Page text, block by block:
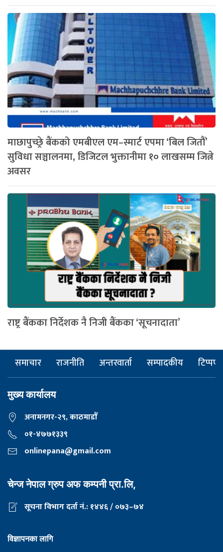
माछापुच्छ्रे बैंकको एमबीएल एम–स्मार्ट एपमा ‘बिल जितौं’
सुविधा सञ्चालनमा, डिजिटल भुक्तानीमा १० लाखसम्म जित्ने
अवसर
राष्ट्र बैंकका निर्देशक नै निजी बैंकका ‘सूचनादाता’
समाचार राजनीति अन्तरवार्ता सम्पादकीय टिप्पणी
मुख्य कार्यालय
अनामनगर-२९, काठमाडाैँ
०१-४७७१३३९
onlinepana@gmail.com
चेन्ज नेपाल ग्रुप अफ कम्पनी प्रा.लि,
सूचना विभाग दर्ता नं.: १४४६ / ०७३–७४
विज्ञापनका लागि